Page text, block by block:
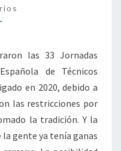
las 33 Jornadas
de Técnicos
en 2020, debido a
las restricciones por
la tradición. Y la
la gente ya tenía ganas